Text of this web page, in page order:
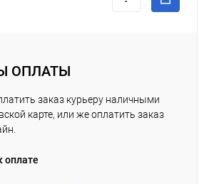
ОПЛАТЫ
заказ курьеру наличными
карте, или же оплатить заказ
оплате